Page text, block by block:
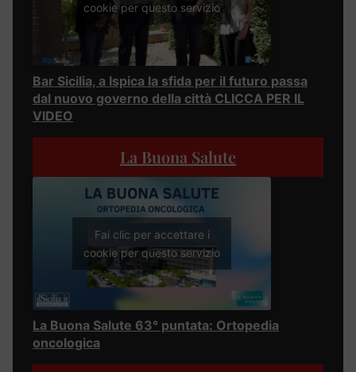
cookie per questo servizio
Bar Sicilia, a Ispica la sfida per il futuro passa
dal nuovo governo della città CLICCA PER IL
VIDEO
La Buona Salute
Fai clic per accettare i
cookie per questo servizio
La Buona Salute 63° puntata: Ortopedia
oncologica